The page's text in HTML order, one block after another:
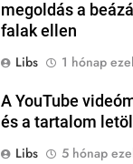
megoldás a
falak ellen
Libs
1 hónap
A YouTube
és a tartalom
Libs
5 hónap